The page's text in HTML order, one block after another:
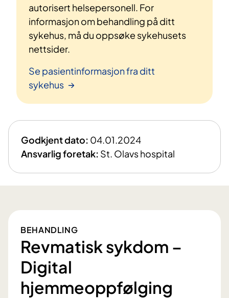
autorisert helsepersonell. For
informasjon om behandling på ditt
sykehus, må du oppsøke sykehusets
nettsider.
Se pasientinformasjon fra ditt
sykehus
Godkjent dato: 04.01.2024
Ansvarlig foretak: St. Olavs hospital
BEHANDLING
Revmatisk sykdom –
Digital
hjemmeoppfølging